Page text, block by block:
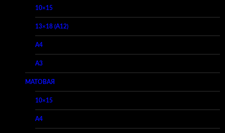
10×15
13×18 (A12)
A4
A3
МАТОВАЯ
10×15
A4